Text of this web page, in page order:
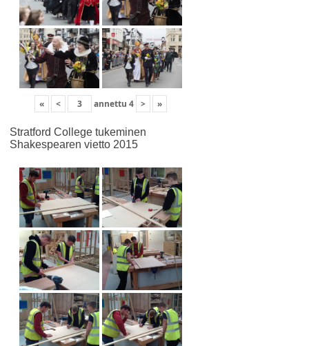
« < annettu 4 > »
Stratford College tukeminen
Shakespearen vietto 2015